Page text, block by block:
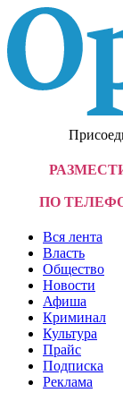
ПО
Вся лента
Власть
Общество
Новости
Афиша
Криминал
Культура
Прайс
Подписка
Реклама